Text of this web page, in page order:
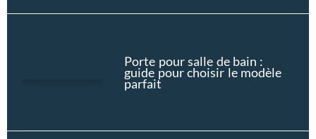
Porte pour salle de bain :
guide pour choisir le modèle
parfait